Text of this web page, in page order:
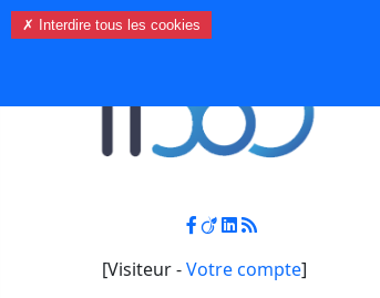
Mon compte
[Visiteur -Votre compte]
✗ Interdire tous les cookies